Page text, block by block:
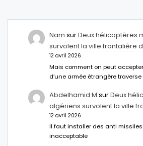
Nam surDeux hélicoptères
survolent la ville frontalière
12 avril 2026
Mais comment on peut
d’une armée étrangère
Abdelhamid M surDeux
algériens survolent la ville
12 avril 2026
Il faut installer des anti
inacceptable